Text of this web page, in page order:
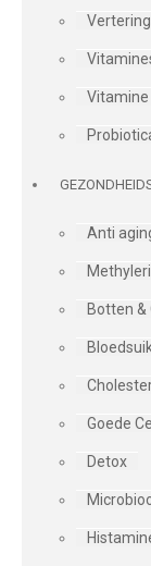
Vitamine
Anti
Botten &
Goede
Detox